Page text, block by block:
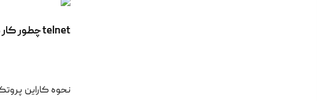
telnet چطور کار میکنه؟